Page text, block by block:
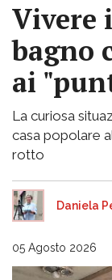
Vivere
bagno
ai
La curiosa
casa popolare
rotto
Daniela
05 Agosto 2026